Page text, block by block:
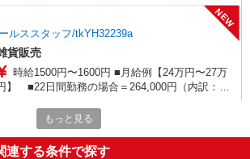
ルススタッフ/tkYH32239a
NEW
貨販売
時給1500円〜1600円 ■月給例【24万円〜27万
】 ■22日間勤務の場合＝264,000円（内訳：時
（1.25倍：1分単位で支給） ※時給は経験により
変動します。
【松屋銀座】
もっと見る
連する条件で探す